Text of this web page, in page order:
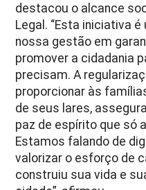
destacou o alcance
Legal. “Esta iniciativa
nossa gestão em
promover a cidadania
precisam. A
proporcionar às
de seus lares,
paz de espírito que só
Estamos falando de
valorizar o esforço de
construiu sua vida e